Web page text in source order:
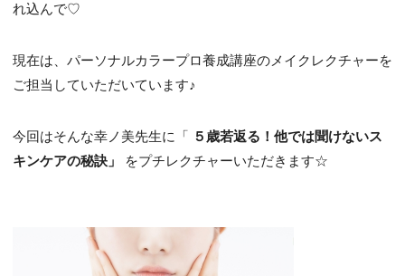
れ込んで♡
現在は、パーソナルカラープロ養成講座のメイクレクチャーを
ご担当していただいています♪
今回はそんな幸ノ美先生に「 ５歳若返る！他では聞けないス
キンケアの秘訣」
をプチレクチャーいただきます☆